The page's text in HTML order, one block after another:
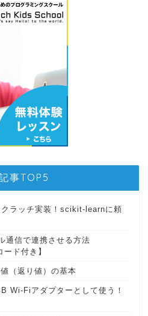
事TOP5
ラッチ実装！scikit-learnに頼
通信で連携させる方法
ド付き】
（返り値）の基本
Wi-Fiアダプターとして使う！